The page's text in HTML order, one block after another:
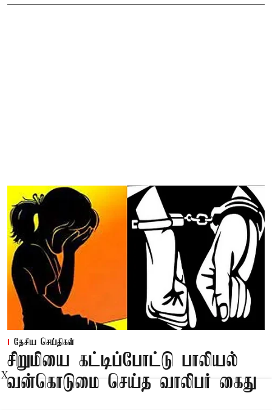
தேசிய செய்திகள்
சிறுமியை கட்டிப்போட்டு பாலியல்
வன்கொடுமை செய்த வாலிபர் கைது
X